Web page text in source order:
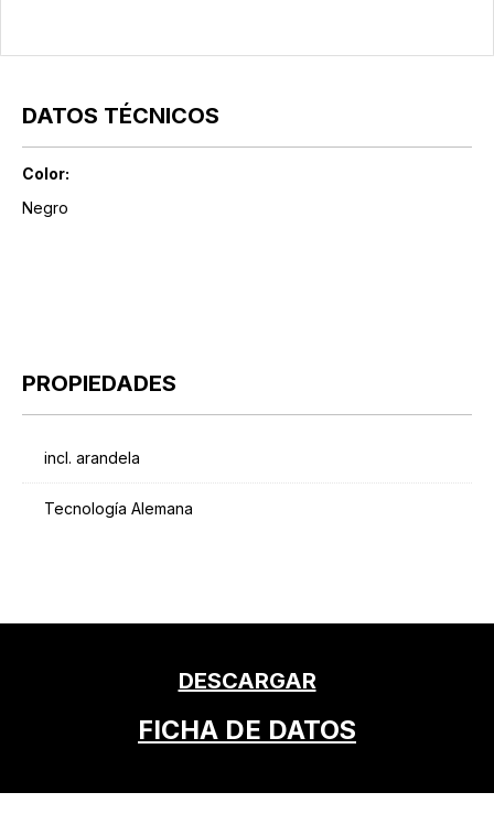
DATOS TÉCNICOS
Color:
Negro
PROPIEDADES
incl. arandela
Tecnología Alemana
DESCARGAR
FICHA DE DATOS